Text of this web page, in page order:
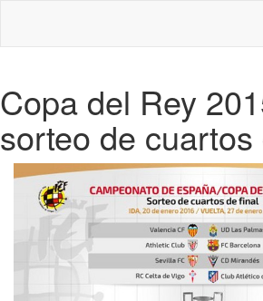
Copa del Rey
sorteo de cuartos